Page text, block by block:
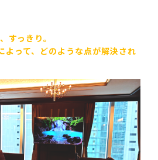
すっきり。
よって、どのような点が解決され